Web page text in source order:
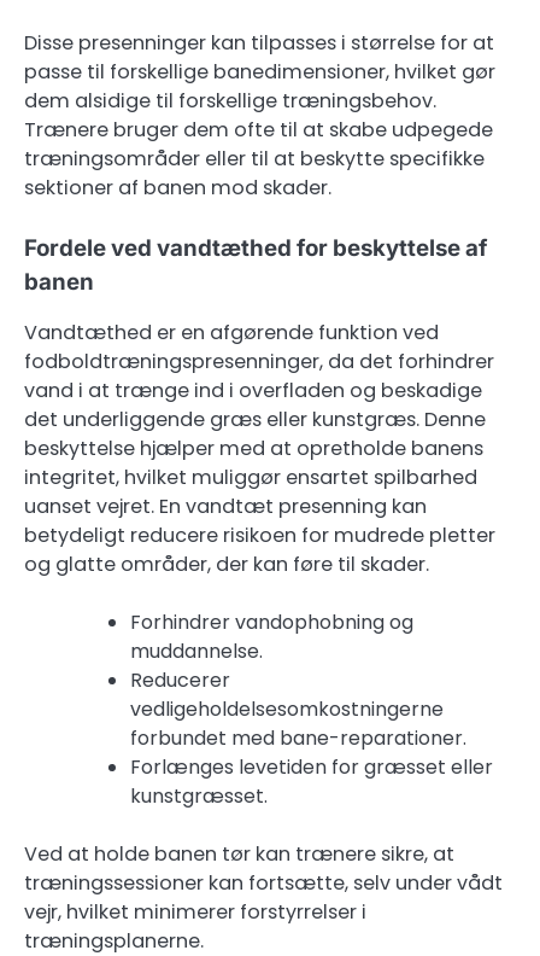
Disse presenninger kan tilpasses i størrelse for at
passe til forskellige banedimensioner, hvilket gør
dem alsidige til forskellige træningsbehov.
Trænere bruger dem ofte til at skabe udpegede
træningsområder eller til at beskytte specifikke
sektioner af banen mod skader.
Fordele ved vandtæthed for beskyttelse af
banen
Vandtæthed er en afgørende funktion ved
fodboldtræningspresenninger, da det forhindrer
vand i at trænge ind i overfladen og beskadige
det underliggende græs eller kunstgræs. Denne
beskyttelse hjælper med at opretholde banens
integritet, hvilket muliggør ensartet spilbarhed
uanset vejret. En vandtæt presenning kan
betydeligt reducere risikoen for mudrede pletter
og glatte områder, der kan føre til skader.
Forhindrer vandophobning og
muddannelse.
Reducerer
vedligeholdelsesomkostningerne
forbundet med bane-reparationer.
Forlænges levetiden for græsset eller
kunstgræsset.
Ved at holde banen tør kan trænere sikre, at
træningssessioner kan fortsætte, selv under vådt
vejr, hvilket minimerer forstyrrelser i
træningsplanerne.